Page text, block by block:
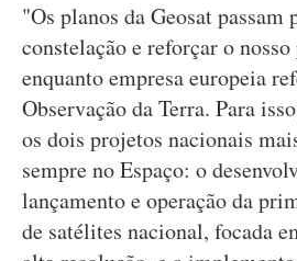
"Os planos da Geosat passam
constelação e reforçar o
enquanto empresa europeia
Observação da Terra. Para
os dois projetos nacionais
sempre no Espaço: o
lançamento e operação da
de satélites nacional, focada